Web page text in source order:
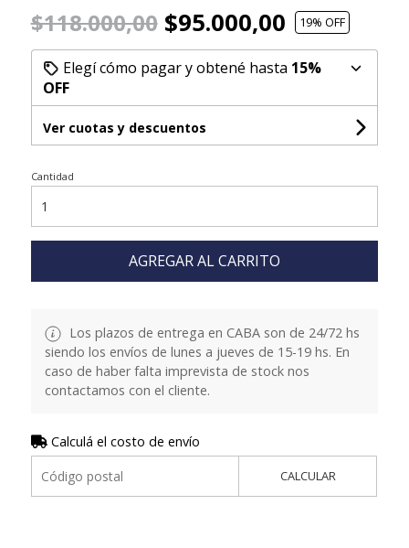
$118.000,00$95.000,00 19% OFF
Elegí cómo pagar y obtené hasta 15%
OFF
Ver cuotas y descuentos
Cantidad
AGREGAR AL CARRITO
Los plazos de entrega en CABA son de 24/72 hs
siendo los envíos de lunes a jueves de 15-19 hs. En
caso de haber falta imprevista de stock nos
contactamos con el cliente.
Calculá el costo de envío
CALCULAR